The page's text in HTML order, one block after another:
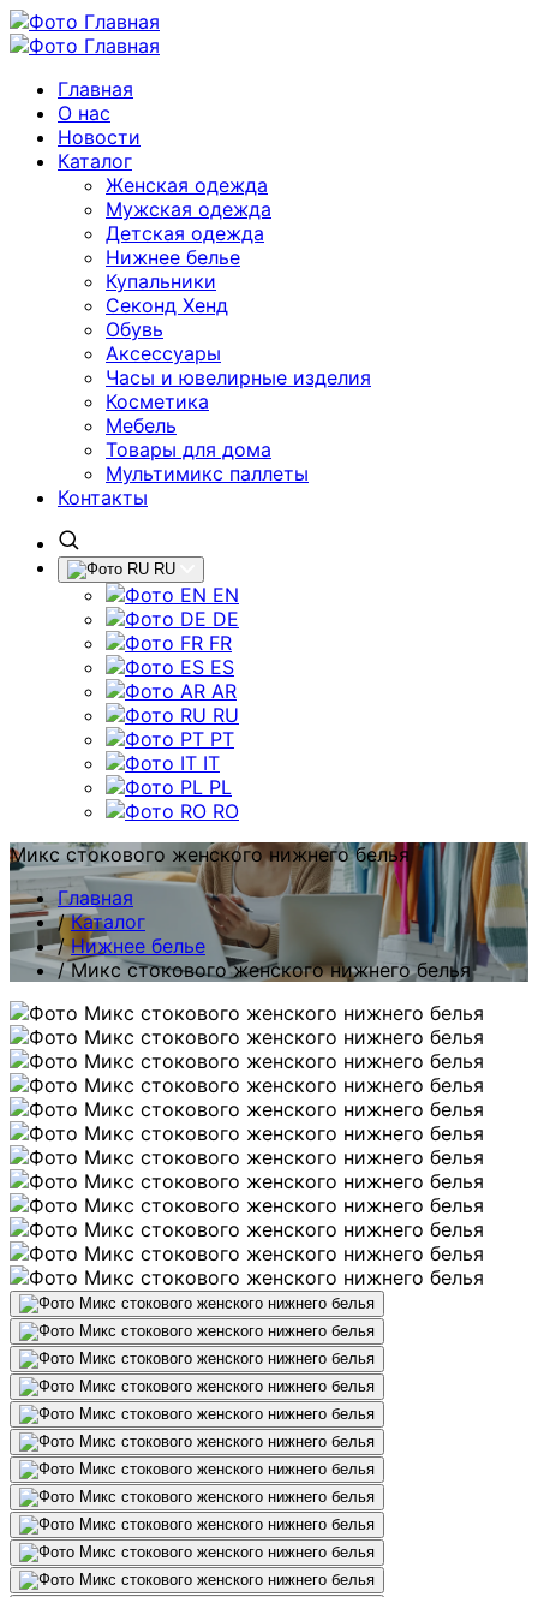
Главная
О нас
Новости
Каталог
Женская одежда
Мужская одежда
Детская одежда
Нижнее белье
Купальники
Секонд Хенд
Обувь
Аксессуары
Часы и ювелирные изделия
Косметика
Мебель
Товары для дома
Мультимикс паллеты
Контакты
RU
EN
DE
FR
ES
AR
RU
PT
IT
PL
RO
Микс стокового женского нижнего белья
Главная
/ Каталог
/ Нижнее белье
/Микс стокового женского нижнего белья